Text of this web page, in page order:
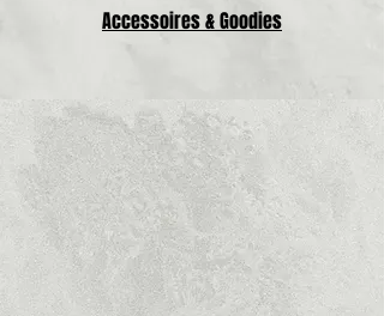
Accessoires & Goodies